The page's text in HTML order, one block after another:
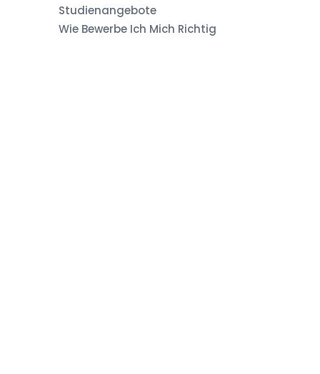
Studienangebote
Wie Bewerbe Ich Mich Richtig